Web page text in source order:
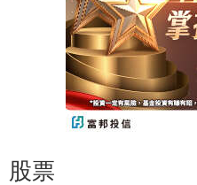
股票